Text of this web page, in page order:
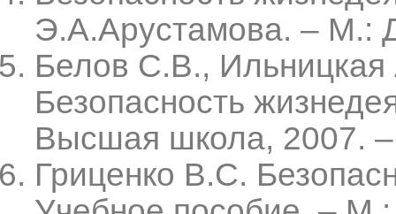
Э.А.Арустамова. – М.:
Белов С.В.,
Безопасность
Высшая школа, 2007.
Гриценко В.С.